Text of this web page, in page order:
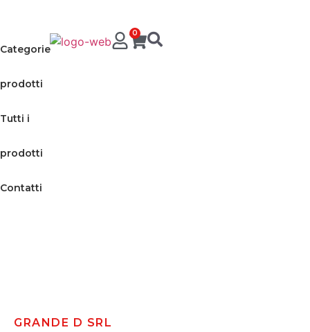
Categorie
prodotti
Tutti i
prodotti
Contatti
0
GRANDE D SRL